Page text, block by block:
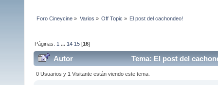
Foro Cineycine » Varios » Off Topic » El post del cachondeo!
Páginas: 1 ... 14 15 [16]
Autor Tema: El post del
0 Usuarios y 1 Visitante están viendo este tema.